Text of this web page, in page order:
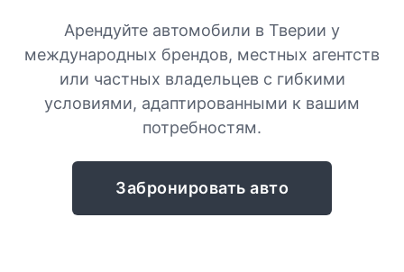
Арендуйте автомобили в Тверии у
международных брендов, местных агентств
или частных владельцев с гибкими
условиями, адаптированными к вашим
потребностям.
Забронировать авто